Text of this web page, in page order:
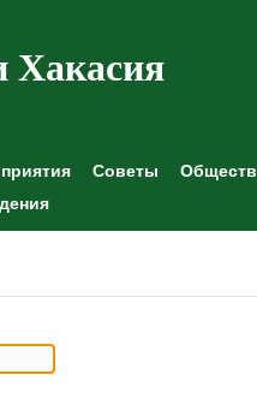
Хакасия
Советы